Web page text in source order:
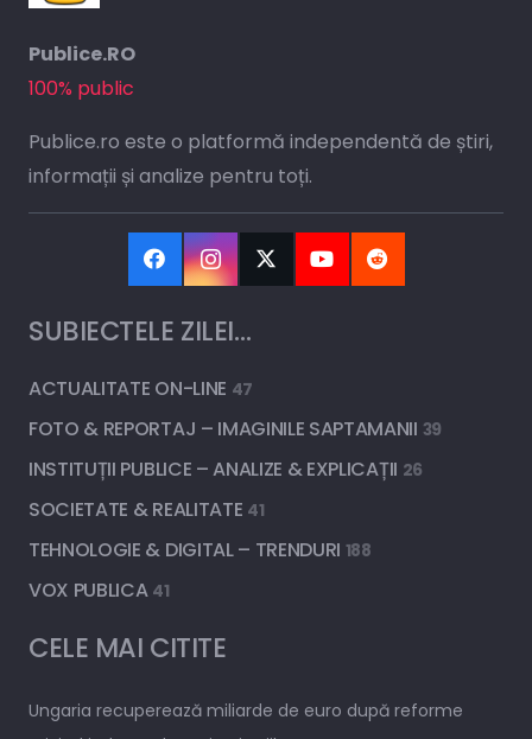
Publice.RO
100% public
Publice.ro este o platformă independentă de știri,
informații și analize pentru toți.
SUBIECTELE ZILEI…
ACTUALITATE ON-LINE 47
FOTO & REPORTAJ – IMAGINILE SAPTAMANII 39
INSTITUȚII PUBLICE – ANALIZE & EXPLICAȚII 26
SOCIETATE & REALITATE 41
TEHNOLOGIE & DIGITAL – TRENDURI 188
VOX PUBLICA 41
CELE MAI CITITE
Ungaria recuperează miliarde de euro după reforme